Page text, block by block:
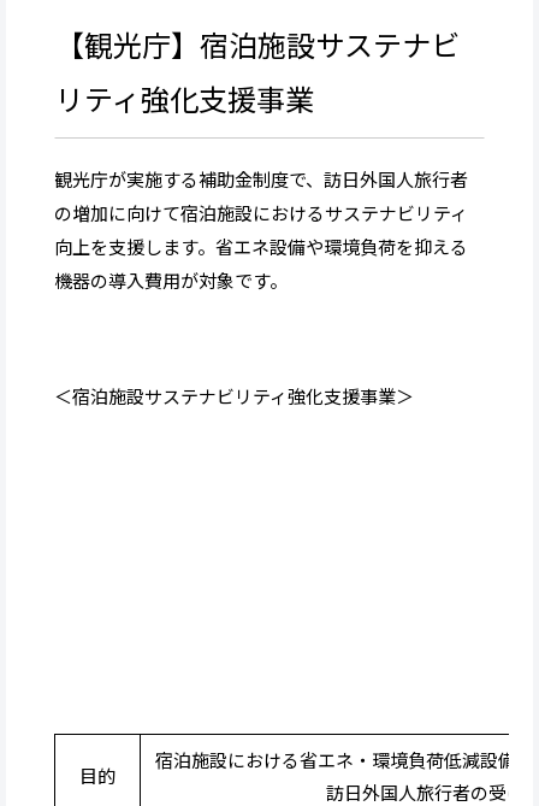
【観光庁】宿泊施設サステナビ
リティ強化支援事業
観光庁が実施する補助金制度で、訪日外国人旅行者
の増加に向けて宿泊施設におけるサステナビリティ
向上を支援します。省エネ設備や環境負荷を抑える
機器の導入費用が対象です。
＜宿泊施設サステナビリティ強化支援事業＞
目的
宿泊施設における省エネ・環境負荷低減設備
訪日外国人旅行者の受け